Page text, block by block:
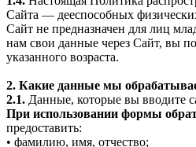
Сайта — дееспособных
Сайт не предназначен для лиц
нам свои данные через Сайт, вы
указанного возраста.
2. Какие данные мы
2.1. Данные, которые вы вводите
При использовании формы
предоставить:
• фамилию, имя, отчество;